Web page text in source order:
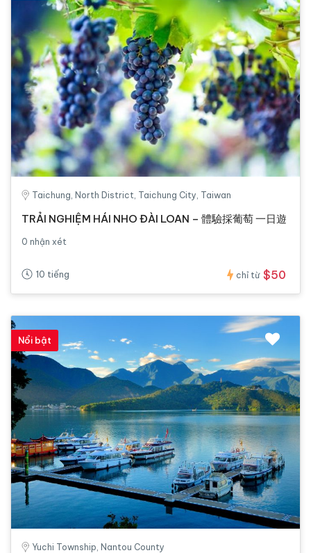
Taichung, North District, Taichung City, Taiwan
TRẢI NGHIỆM HÁI NHO ĐÀI LOAN – 體驗採葡萄 一日遊
0 nhận xét
10 tiếng chỉ từ $50
Nổi bật
Yuchi Township, Nantou County